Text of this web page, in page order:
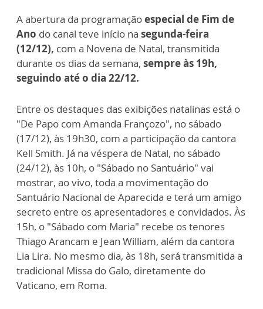
A abertura da programaçãoespecial de Fim de
Ano do canal teve início na segunda-feira
(12/12), com a Novena de Natal, transmitida
durante os dias da semana, sempre às 19h,
seguindo até o dia 22/12.
Entre os destaques das exibições natalinas está o
"De Papo com Amanda Françozo", no sábado
(17/12), às 19h30, com a participação da cantora
Kell Smith. Já na véspera de Natal, no sábado
(24/12), às 10h, o "Sábado no Santuário" vai
mostrar, ao vivo, toda a movimentação do
Santuário Nacional de Aparecida e terá um amigo
secreto entre os apresentadores e convidados. Às
15h, o "Sábado com Maria" recebe os tenores
Thiago Arancam e Jean William, além da cantora
Lia Lira. No mesmo dia, às 18h, será transmitida a
tradicional Missa do Galo, diretamente do
Vaticano, em Roma.